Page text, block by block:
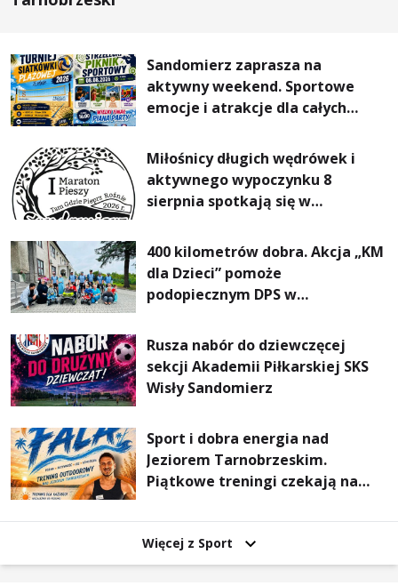
Sandomierz zaprasza na
aktywny weekend. Sportowe
emocje i atrakcje dla całych
Miłośnicy długich wędrówek i
aktywnego wypoczynku 8
sierpnia spotkają się w
Pieszym „Tam Gdzie Pieprz
Rośnie”
400 kilometrów dobra. Akcja „KM
dla Dzieci” pomoże
podopiecznym DPS w
Rusza nabór do dziewczęcej
sekcji Akademii Piłkarskiej SKS
Wisły Sandomierz
Sport i dobra energia nad
Jeziorem Tarnobrzeskim.
Piątkowe treningi czekają na
Więcej z Sport